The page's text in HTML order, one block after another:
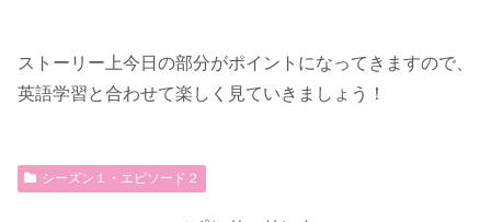
ストーリー上今日の部分がポイントになってきますので、
英語学習と合わせて楽しく見ていきましょう！
シーズン１・エピソード２